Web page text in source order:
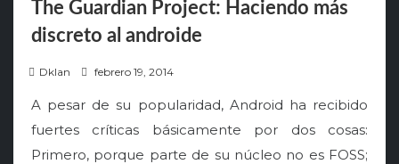
The Guardian Project: Haciendo más
discreto al androide
Dklan
e
febrero 19, 2014
A pesar de su popularidad, Android ha recibido
fuertes críticas básicamente por dos cosas:
Primero, porque parte de su núcleo no es FOSS;